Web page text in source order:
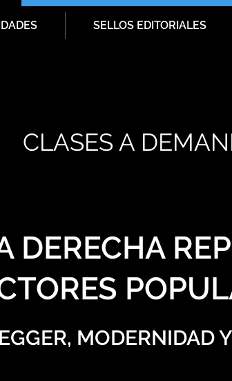
SELLOS EDITORIALES
CLASES A
DERECHA
MODERNIDAD